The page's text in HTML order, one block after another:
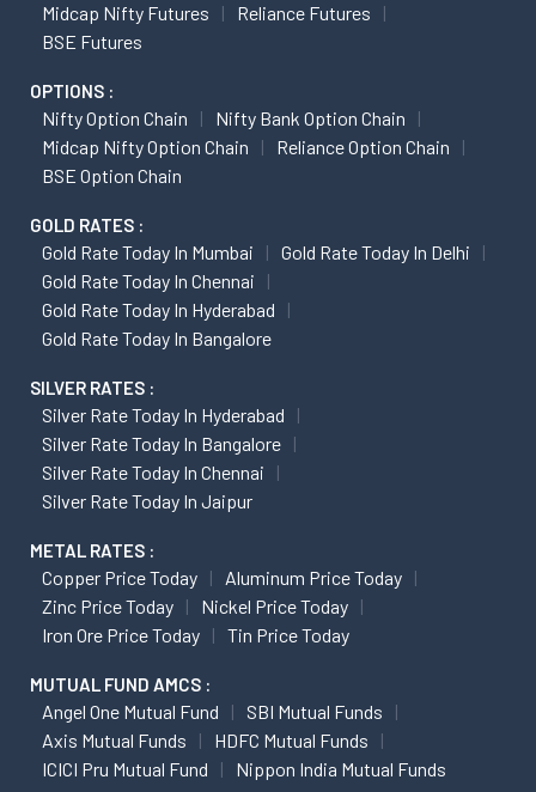
Midcap Nifty Futures
Reliance Futures
BSE Futures
OPTIONS :
Nifty Option Chain
Nifty Bank Option Chain
Midcap Nifty Option Chain
Reliance Option Chain
BSE Option Chain
GOLD RATES :
Gold Rate Today In Mumbai
Gold Rate Today In Delhi
Gold Rate Today In Chennai
Gold Rate Today In Hyderabad
Gold Rate Today In Bangalore
SILVER RATES :
Silver Rate Today In Hyderabad
Silver Rate Today In Bangalore
Silver Rate Today In Chennai
Silver Rate Today In Jaipur
METAL RATES :
Copper Price Today
Aluminum Price Today
Zinc Price Today
Nickel Price Today
Iron Ore Price Today
Tin Price Today
MUTUAL FUND AMCS :
Angel One Mutual Fund
SBI Mutual Funds
Axis Mutual Funds
HDFC Mutual Funds
ICICI Pru Mutual Fund
Nippon India Mutual Funds